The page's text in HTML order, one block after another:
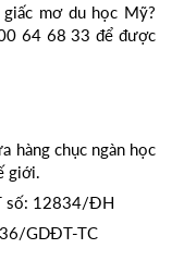
mơ du học Mỹ?
64 68 33 để được
hàng chục ngàn học
giới.
số: 12834/ĐH
GDĐT-TC